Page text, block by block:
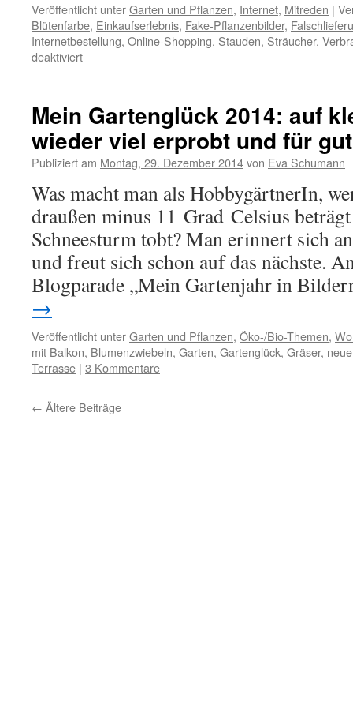
Veröffentlicht unterGarten und Pflanzen, Internet, Mitreden |
Blütenfarbe, Einkaufserlebnis, Fake-Pflanzenbilder,
Internetbestellung, Online-Shopping, Stauden, Sträucher,
deaktiviert
Mein Gartenglück 2014: auf
wieder viel erprobt und für
Publiziert am Montag, 29. Dezember 2014von Eva Schumann
Was macht man als HobbygärtnerIn,
draußen minus 11 Grad Celsius
Schneesturm tobt? Man erinnert sich
und freut sich schon auf das nächste.
Blogparade „Mein Gartenjahr in
→
Veröffentlicht unterGarten und Pflanzen, Öko-/Bio-Themen,
mit Balkon, Blumenzwiebeln, Garten, Gartenglück, Gräser,
Terrasse | 3 Kommentare
← Ältere Beiträge